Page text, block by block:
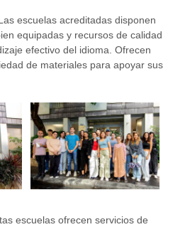
escuelas acreditadas disponen
equipadas y recursos de calidad
efectivo del idioma. Ofrecen
de materiales para apoyar sus
escuelas ofrecen servicios de